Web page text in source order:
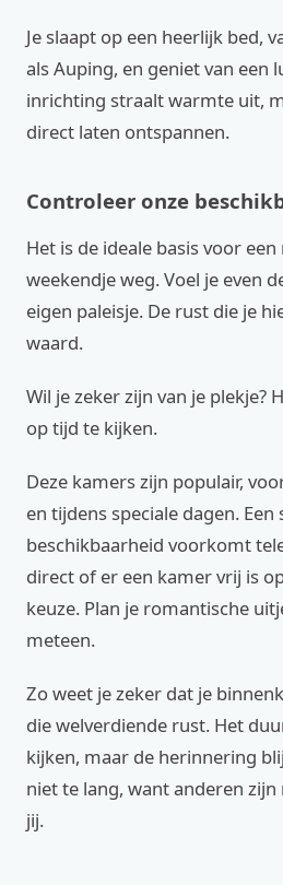
Je slaapt op een heerlijk bed,
als Auping, en geniet van een
inrichting straalt warmte uit,
direct laten ontspannen.
Controleer onze
Het is de ideale basis voor
weekendje weg. Voel je even
eigen paleisje. De rust die je
waard.
Wil je zeker zijn van je plekje?
op tijd te kijken.
Deze kamers zijn populair,
en tijdens speciale dagen. Een
beschikbaarheid voorkomt
direct of er een kamer vrij is
keuze. Plan je romantische
meteen.
Zo weet je zeker dat je
die welverdiende rust. Het
kijken, maar de herinnering
niet te lang, want anderen
jij.